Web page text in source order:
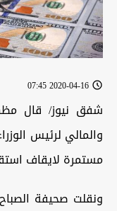
2020-04-16 07:45
شفق نيوز/ قال
والمالي لرئيس
مستمرة لايقاف
ونقلت صحيفة